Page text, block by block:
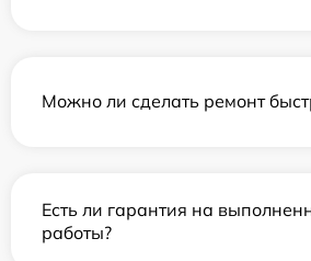
Можно ли сделать ремонт
Есть ли гарантия на
работы?